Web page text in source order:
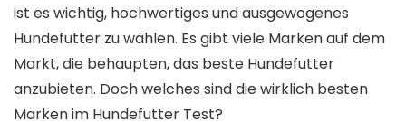
ist es wichtig, hochwertiges und ausgewogenes
Hundefutter zu wählen. Es gibt viele Marken auf dem
Markt, die behaupten, das beste Hundefutter
anzubieten. Doch welches sind die wirklich besten
Marken im Hundefutter Test?